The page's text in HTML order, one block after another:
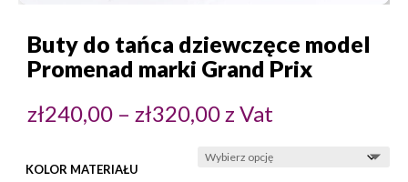
Buty do tańca dziewczęce model
Promenad marki Grand Prix
zł240,00 – zł320,00Zakres
cen:
do
zł320,00
z Vat
KOLOR MATERIAŁU